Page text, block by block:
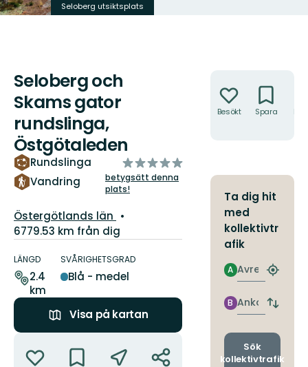
Seloberg utsiktsplats
Seloberg och
Skams gator
rundslinga,
Östgötaleden
Rundslinga
Vandring
av
5
stjärnor
betygsätt denna
plats!
Län:
Östergötlands län
6779.53 km från dig
Information
om
leden
LÄNGD
2.4
km
SVÅRIGHETSGRAD
Blå - medel
Visa på kartan
Besökt Spara
Ta dig hit
med
kollektivtr
afik
Avresa
A
Hitta
Ankomst
B
Byt
och
Sök
kollektivtrafik